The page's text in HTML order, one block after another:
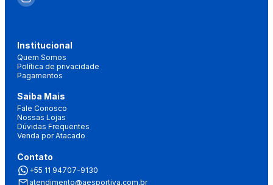
Institucional
Quem Somos
Política de privacidade
Pagamentos
Saiba Mais
Fale Conosco
Nossas Lojas
Dúvidas Frequentes
Venda por Atacado
Contato
+55 11 94707-9130
atendimento@aesportiva.com.br